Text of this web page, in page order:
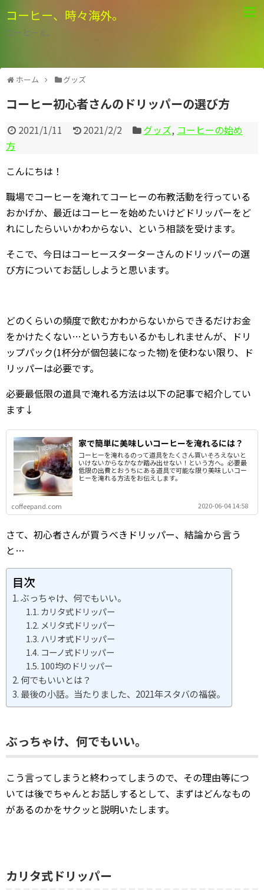
コーヒー、時々海外。
コーヒーと、
ホーム グッズ
コーヒー初心者さんのドリッパーの選び方
2021/1/11 2021/2/2 グッズ, コーヒーの始め
方
こんにちは！
職場でコーヒーを淹れてコーヒーの布教活動を行っている
おかげか、最近はコーヒーを始めたいけどドリッパーをど
れにしたらいいかわからない、という相談を受けます。
そこで、今日はコーヒースターターさんのドリッパーの選
び方についてお話ししようと思います。
どのくらいの頻度で飲むかわからないからできるだけお金
をかけたくない…という方もいるかもしれませんが、ドリ
ップパック(1杯分が個包装になった物)を使わない限り、ド
リッパーは必要です。
必要最低限の道具で淹れる方法は以下の記事で紹介してい
ます↓
家で簡単に美味しいコーヒーを淹れるには？
コーヒーを淹れるのって道具をたくさん買いそろえないと
いけないからなかなか踏み出せない！という方へ。必要最
低限の出費とおうちにある道具で可能な限り美味しいコー
ヒーを淹れる方法をお伝えします。
coffeepand.com 2020-06-04 14:58
さて、初心者さんが買うべきドリッパー、結論から言う
と…
目次
ぶっちゃけ、何でもいい。
カリタ式ドリッパー
メリタ式ドリッパー
ハリオ式ドリッパー
コーノ式ドリッパー
100均のドリッパー
何でもいいとは？
最後の小話。当たりました、2021年スタバの福袋。
ぶっちゃけ、何でもいい。
こう言ってしまうと終わってしまうので、その理由等につ
いては後でちゃんとお話しするとして、まずはどんなもの
があるのかをサクッと説明いたします。
カリタ式ドリッパー